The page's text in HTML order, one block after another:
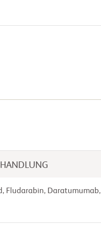
Fludarabin, Daratumumab,